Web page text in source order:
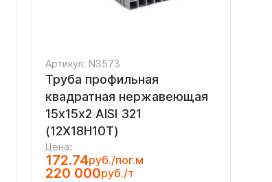
Артикул: N3573
Труба профильная
квадратная нержавеющая
15х15х2 AISI 321
(12Х18Н10Т)
Цена:
172.74руб./пог.м
220 000руб./т